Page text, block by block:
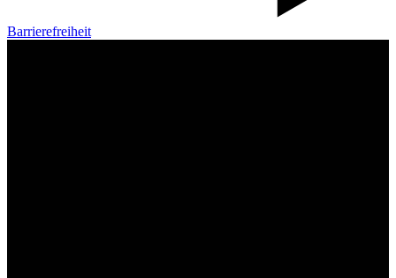
Barrierefreiheit